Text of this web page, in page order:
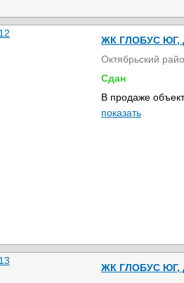
ЖК ГЛОБУС ЮГ,
Октябрьский
Сдан
В продаже
показать
ЖК ГЛОБУС ЮГ,